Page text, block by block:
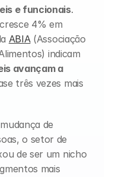
e funcionais.
4% em
ABIA (Associação
indicam
avançam a
três vezes mais
de
o setor de
de ser um nicho